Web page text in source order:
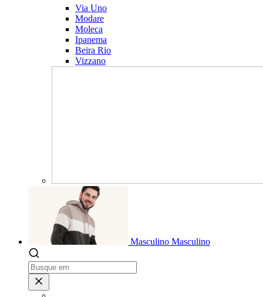
Via Uno
Modare
Moleca
Ipanema
Beira Rio
Vizzano
Masculino Masculino